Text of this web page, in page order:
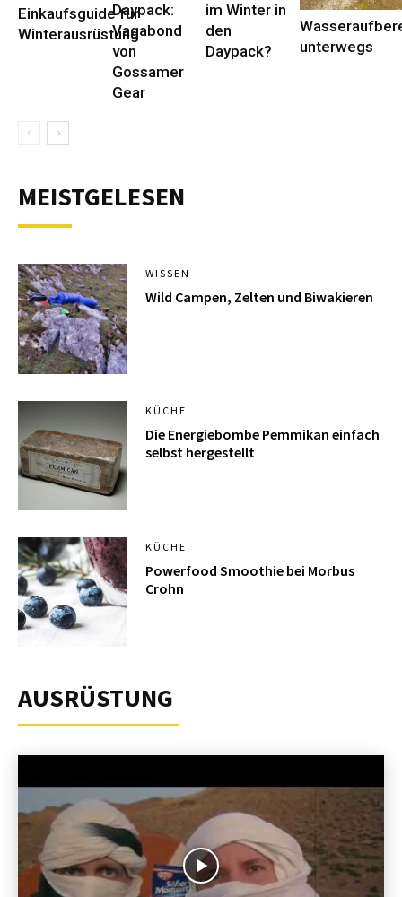
Einkaufsguide für
Winterausrüstung
Daypack:
Vagabond
von
Gossamer
Gear
im Winter in
den
Daypack?
unterwegs
MEISTGELESEN
WISSEN
Wild Campen, Zelten und Biwakieren
KÜCHE
Die Energiebombe Pemmikan einfach
selbst hergestellt
KÜCHE
Powerfood Smoothie bei Morbus
Crohn
AUSRÜSTUNG